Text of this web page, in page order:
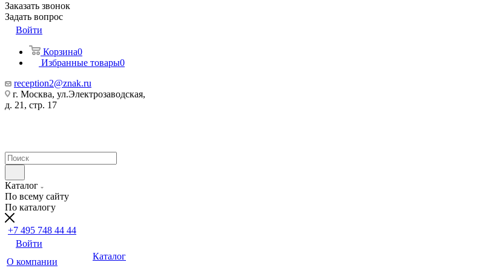
Заказать звонок
Задать вопрос
Войти
Корзина0
Избранные товары0
reception2@znak.ru
г. Москва, ул.Электрозаводская,
д. 21, стр. 17
Каталог
По всему сайту
По каталогу
+7 495 748 44 44
Войти
О компании
Каталог